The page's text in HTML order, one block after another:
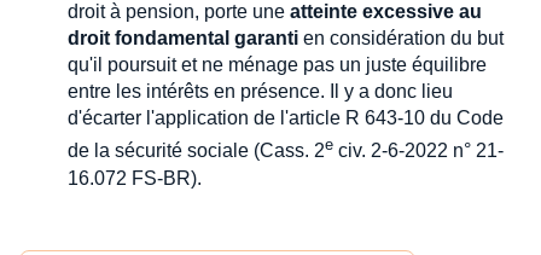
droit à pension, porte une atteinte excessive au
droit fondamental garanti en considération du but
qu'il poursuit et ne ménage pas un juste équilibre
entre les intérêts en présence. Il y a donc lieu
d'écarter l'application de l'article R 643-10 du Code
de la sécurité sociale (Cass. 2e civ. 2-6-2022 n° 21-
16.072 FS-BR).